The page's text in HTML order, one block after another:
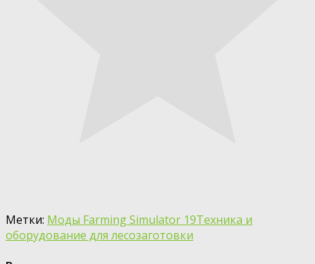
Метки: Моды Farming Simulator 19Техника и
оборудование для лесозаготовки